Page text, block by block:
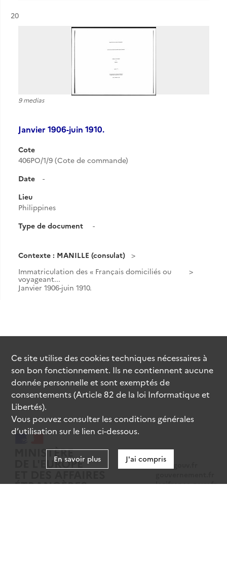
Résultat n°
20
9 medias
Janvier 1906-juin 1910.
Cote
406PO/1/9 (Cote de commande)
Date
-
Lieu
Philippines
Type de document
-
Contexte : MANILLE (consulat)
Immatriculation des « Français domiciliés ou
voyageant...
Janvier 1906-juin 1910.
data.gouv.fr
legifrance.gouv.fr
Ce site utilise descookiestechniques nécessaires à
son bon fonctionnement. Ils ne contiennent aucune
donnée personnelle et sont exemptés de
consentements (Article 82 de la loi Informatique et
Libertés).
Vous pouvez consulter les conditions générales
d’utilisation sur le lien ci-dessous.
En savoir plus J'ai compris